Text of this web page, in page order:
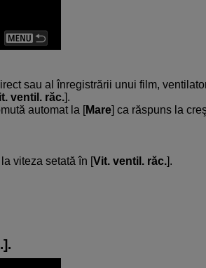
sau al înregistrării unui film,
ventil. răc.].
automat la [Mare] ca răspuns la
viteza setată în [Vit. ventil. răc.].
].